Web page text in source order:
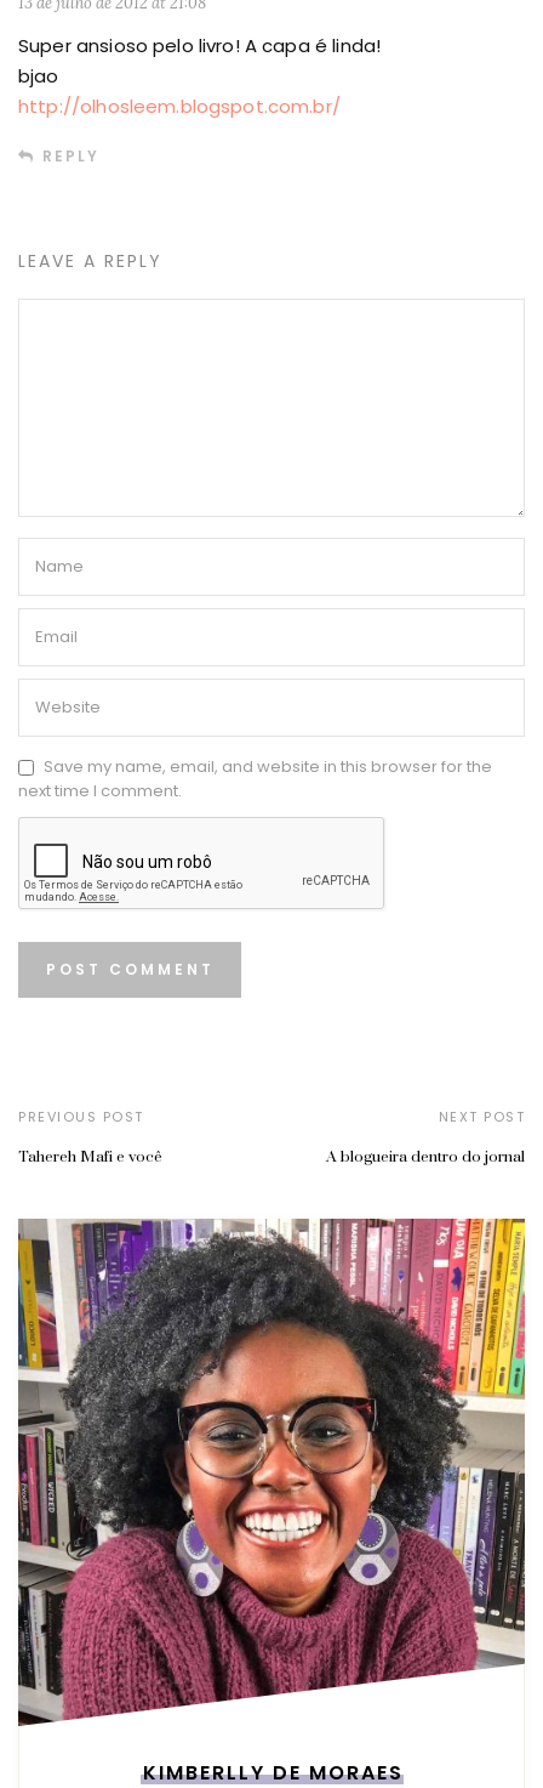
Super ansioso pelo livro! A capa é linda!
bjao
http://olhosleem.blogspot.com.br/
REPLY
LEAVE A REPLY
Save my name, email, and website in this browser for the
next time I comment.
PREVIOUS POST
Tahereh Mafi e você
NEXT POST
A blogueira dentro do jornal
KIMBERLLY DE MORAES